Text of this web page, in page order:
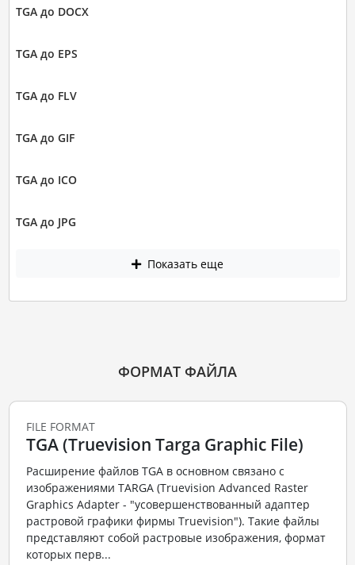
TGA до DOCX
TGA до EPS
TGA до FLV
TGA до GIF
TGA до ICO
TGA до JPG
Показать еще
ФОРМАТ ФАЙЛА
FILE FORMAT
TGA (Truevision Targa Graphic File)
Расширение файлов TGA в основном связано с
изображениями TARGA (Truevision Advanced Raster
Graphics Adapter - "усовершенствованный адаптер
растровой графики фирмы Truevision"). Такие файлы
представляют собой растровые изображения, формат
которых перв...